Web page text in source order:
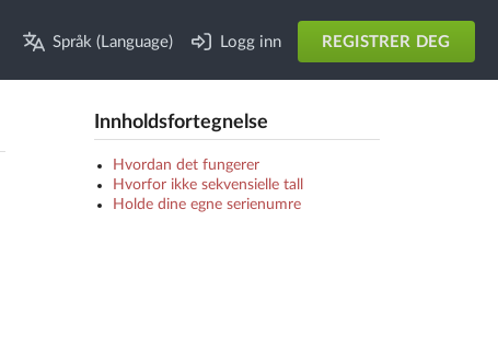
Språk (Language) Logg inn REGISTRER DEG
Innholdsfortegnelse
Hvordan det fungerer
Hvorfor ikke sekvensielle tall
Holde dine egne serienumre